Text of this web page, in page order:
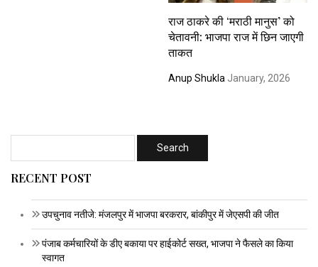
राज ठाकरे की ‘मराठी मानुस’ को
चेतावनी: भाजपा राज में छिन जाएगी
ताकत
Anup Shukla January, 2026
RECENT POST
उपचुनाव नतीजे: मंजलपुर में भाजपा बरकरार, बांकीपुर में जेएसपी की जीत
पंजाब कर्मचारियों के डीए बकाया पर हाईकोर्ट सख्त, भाजपा ने फैसले का किया
स्वागत